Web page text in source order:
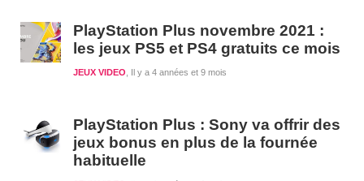
PlayStation Plus novembre 2021 :
les jeux PS5 et PS4 gratuits ce mois
Il y a 4 années et 9 mois
JEUX VIDEO
PlayStation Plus : Sony va offrir des
jeux bonus en plus de la fournée
habituelle